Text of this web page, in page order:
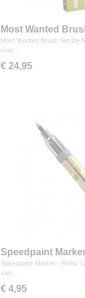
Most Wanted
Most Wanted Brush Set De
voor…
€ 24,95
Speedpaint
Speedpaint Marker - Runic
van…
€ 4,95